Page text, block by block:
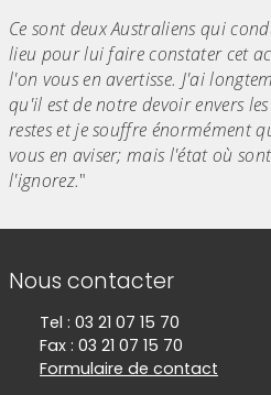
Ce sont deux Australiens qui
lieu pour lui faire constater cet
l'on vous en avertisse. J'ai
qu'il est de notre devoir envers
restes et je souffre énormément
vous en aviser; mais l'état où
l'ignorez."
Informations de
Nous contacter
Tel : 03 21 07 15 70
Fax : 03 21 07 15 70
Formulaire de contact